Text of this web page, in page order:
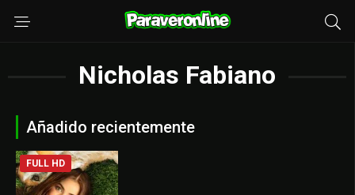
Nicholas Fabiano
Añadido recientemente
FULL HD